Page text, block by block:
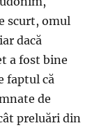
scurt, omul
dacă
a fost bine
faptul că
de
preluări din